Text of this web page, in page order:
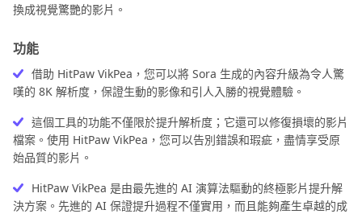
換成視覺驚艷的影片。
功能
借助 HitPaw VikPea，您可以將 Sora 生成的內容升級為令人驚
嘆的 8K 解析度，保證生動的影像和引人入勝的視覺體驗。
這個工具的功能不僅限於提升解析度；它還可以修復損壞的影片
檔案。使用 HitPaw VikPea，您可以告別錯誤和瑕疵，盡情享受原
始品質的影片。
HitPaw VikPea 是由最先進的 AI 演算法驅動的終極影片提升解
決方案。先進的 AI 保證提升過程不僅實用，而且能夠產生卓越的成